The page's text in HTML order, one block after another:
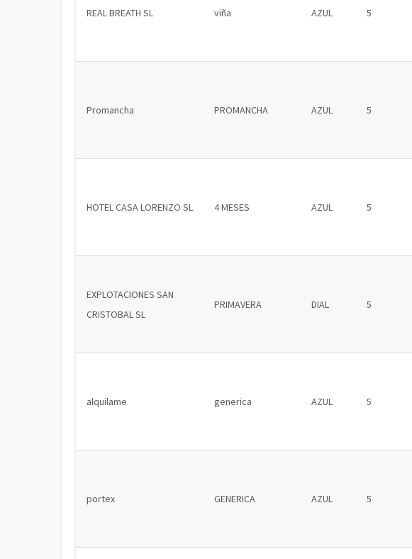
REAL BREATH SL viña AZUL 5
Promancha PROMANCHA AZUL 5
HOTEL CASA LORENZO SL 4 MESES AZUL 5
EXPLOTACIONES SAN
CRISTOBAL SL
PRIMAVERA DIAL 5
alquilame generica AZUL 5
portex GENERICA AZUL 5